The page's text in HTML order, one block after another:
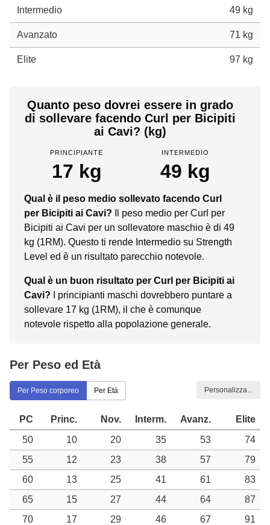
Intermedio 49 kg
Avanzato 71 kg
Elite 97 kg
Quanto peso dovrei essere in grado
di sollevare facendo Curl per Bicipiti
ai Cavi? (kg)
PRINCIPIANTE
17 kg
INTERMEDIO
49 kg
Qual è il peso medio sollevato facendo Curl
per Bicipiti ai Cavi?
Il peso medio per Curl per
Bicipiti ai Cavi per un sollevatore maschio è di 49
kg (1RM). Questo ti rende Intermedio su Strength
Level ed è un risultato parecchio notevole.
Qual è un buon risultato per Curl per Bicipiti ai
Cavi?
I principianti maschi dovrebbero puntare a
sollevare 17 kg (1RM), il che è comunque
notevole rispetto alla popolazione generale.
Per Peso ed Età
Per Peso corporeo Per Età Personalizza...
PC Princ. Nov. Interm. Avanz.
Elite
50
10 20 35 53
74
55
12 23 38 57
79
60
13 25 41 61
83
65
15 27 44 64
87
70
17 29 46 67
91